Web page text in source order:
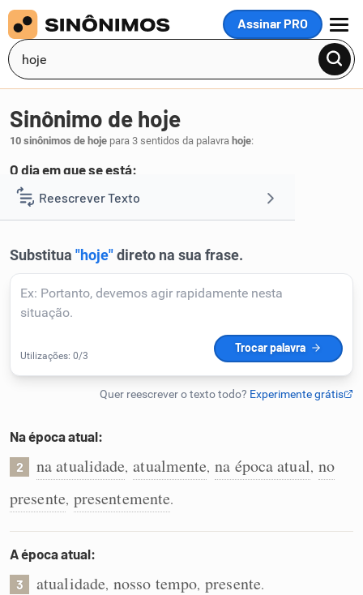
Assinar PRO
MENU
Reescrever Texto
Corrigir Texto
Humanizador de IA
Cata-letras
Conexões
Caça-palavras
Sinônimo de hoje
10 sinônimos de hoje para 3 sentidos da palavra hoje:
O dia em que se está:
1 este dia,no dia corrente
Na época atual:
2 na atualidade, atualmente, na época atual, no
presente, presentemente.
A época atual:
3 atualidade, nosso tempo, presente.